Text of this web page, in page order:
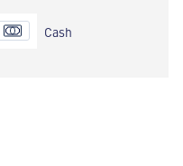
Cash